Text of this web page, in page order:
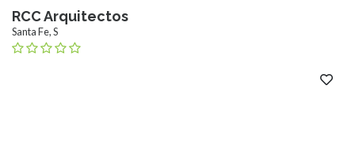
RCC Arquitectos
Santa Fe, S